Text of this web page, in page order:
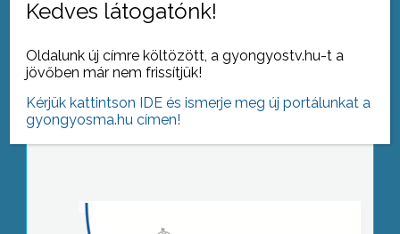
Tovább az archívumra
Kedves látogatónk!
Oldalunk új címre költözött, a gyongyostv.hu-t a
jövőben már nem frissítjük!
Kérjük kattintson IDE és ismerje meg új portálunkat a
gyongyosma.hu címen!